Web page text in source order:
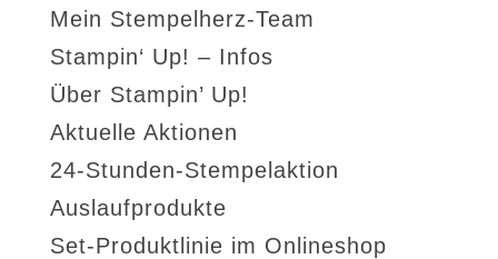
Mein Stempelherz-Team
Stampin‘ Up! – Infos
Über Stampin’ Up!
Aktuelle Aktionen
24-Stunden-Stempelaktion
Auslaufprodukte
Set-Produktlinie im Onlineshop